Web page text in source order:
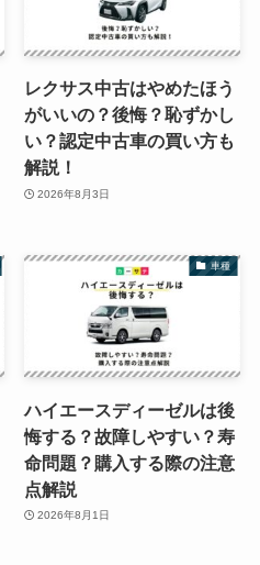
レクサス中古はやめたほう
がいいの？後悔？恥ずかし
い？認定中古車の買い方も
解説！
2026年8月3日
車種
ハイエースディーゼルは後
悔する？故障しやすい？寿
命問題？購入する際の注意
点解説
2026年8月1日